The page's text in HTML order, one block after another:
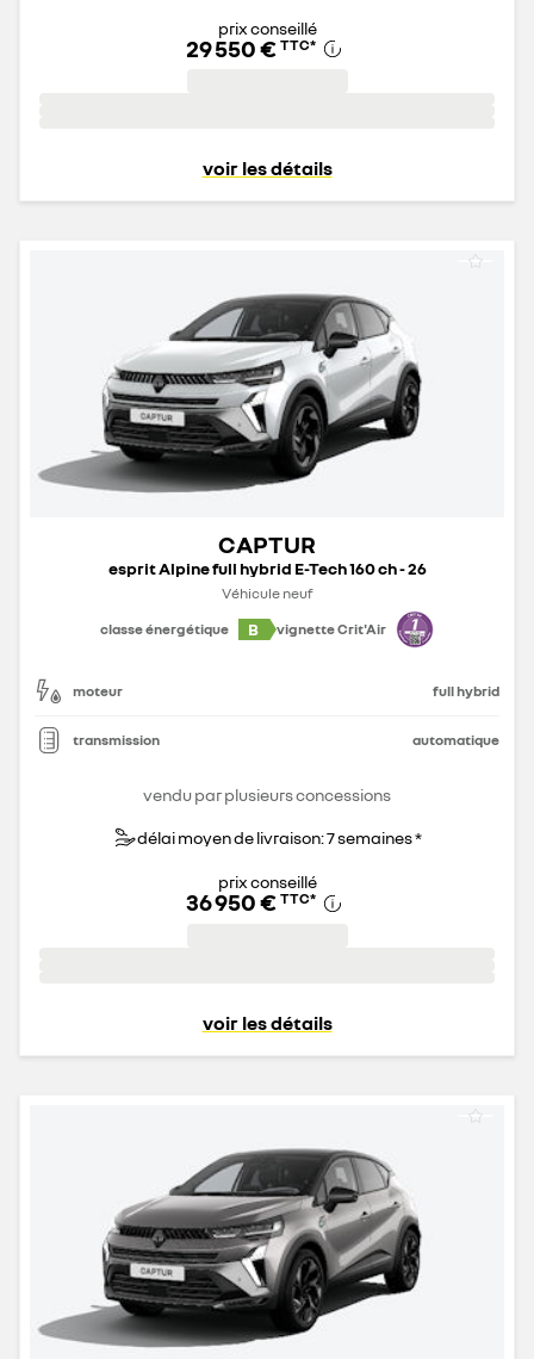
prix conseillé
29 550 € TTC*
voir les détails
CAPTUR
esprit Alpine full hybrid E-Tech 160 ch - 26
Véhicule neuf
classe énergétique
B vignette Crit'Air
moteur full hybrid
transmission automatique
vendu par plusieurs concessions
délai moyen de livraison: 7 semaines *
prix conseillé
36 950 € TTC*
voir les détails